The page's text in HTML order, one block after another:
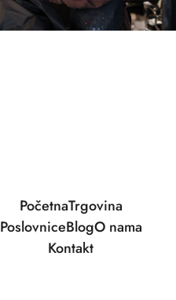
PočetnaTrgovina
PoslovniceBlogO nama
Kontakt